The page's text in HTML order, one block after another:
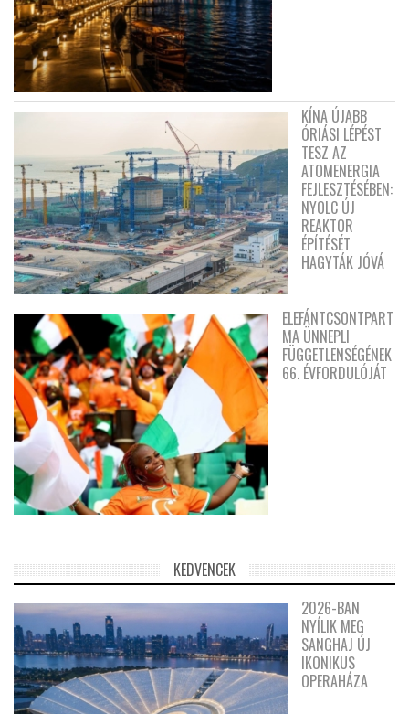
KÍNA ÚJABB
ÓRIÁSI LÉPÉST
TESZ AZ
ATOMENERGIA
FEJLESZTÉSÉBEN:
NYOLC ÚJ
REAKTOR
ÉPÍTÉSÉT
HAGYTÁK JÓVÁ
ELEFÁNTCSONTPART
MA ÜNNEPLI
FÜGGETLENSÉGÉNEK
66. ÉVFORDULÓJÁT
KEDVENCEK
2026-BAN
NYÍLIK MEG
SANGHAJ ÚJ
IKONIKUS
OPERAHÁZA